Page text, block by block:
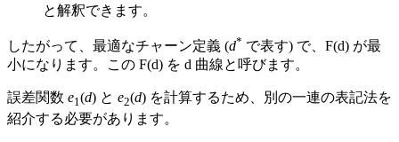
と解釈できます。
したがって、最適なチャーン定義 (d* で表す) で、F(d) が最
小になります。この F(d) を d 曲線と呼びます。
誤差関数 e1(d) と e2(d) を計算するため、別の一連の表記法を
紹介する必要があります。